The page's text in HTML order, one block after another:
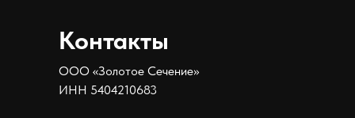
Контакты
ООО «Золотое Сечение»
ИНН 5404210683